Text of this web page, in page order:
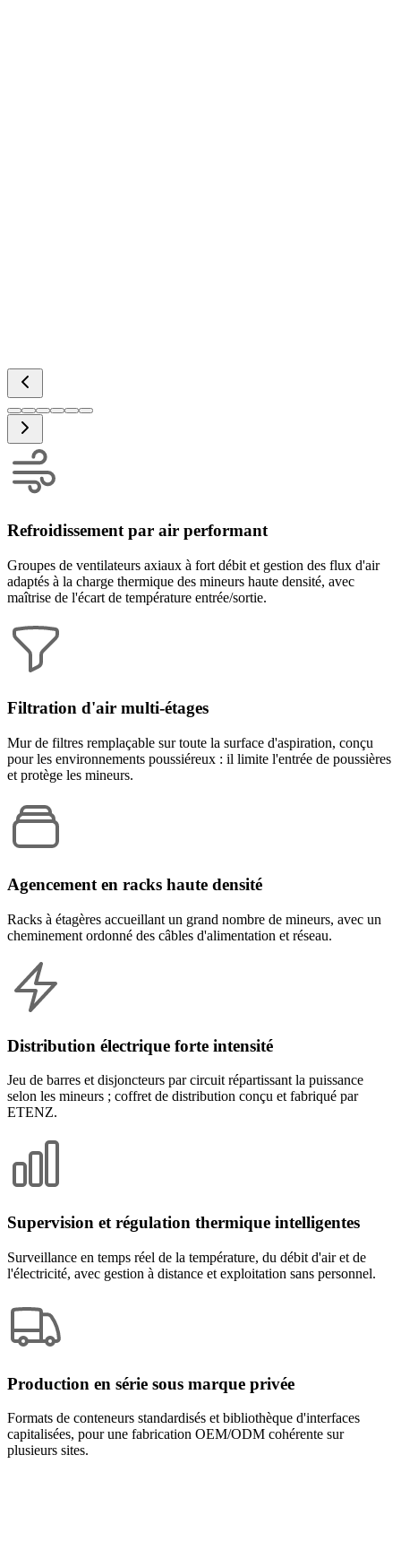
Refroidissement par air performant
Groupes de ventilateurs axiaux à fort débit et gestion des flux d'air
adaptés à la charge thermique des mineurs haute densité, avec
maîtrise de l'écart de température entrée/sortie.
Filtration d'air multi-étages
Mur de filtres remplaçable sur toute la surface d'aspiration, conçu
pour les environnements poussiéreux : il limite l'entrée de poussières
et protège les mineurs.
Agencement en racks haute densité
Racks à étagères accueillant un grand nombre de mineurs, avec un
cheminement ordonné des câbles d'alimentation et réseau.
Distribution électrique forte intensité
Jeu de barres et disjoncteurs par circuit répartissant la puissance
selon les mineurs ; coffret de distribution conçu et fabriqué par
ETENZ.
Supervision et régulation thermique intelligentes
Surveillance en temps réel de la température, du débit d'air et de
l'électricité, avec gestion à distance et exploitation sans personnel.
Production en série sous marque privée
Formats de conteneurs standardisés et bibliothèque d'interfaces
capitalisées, pour une fabrication OEM/ODM cohérente sur
plusieurs sites.